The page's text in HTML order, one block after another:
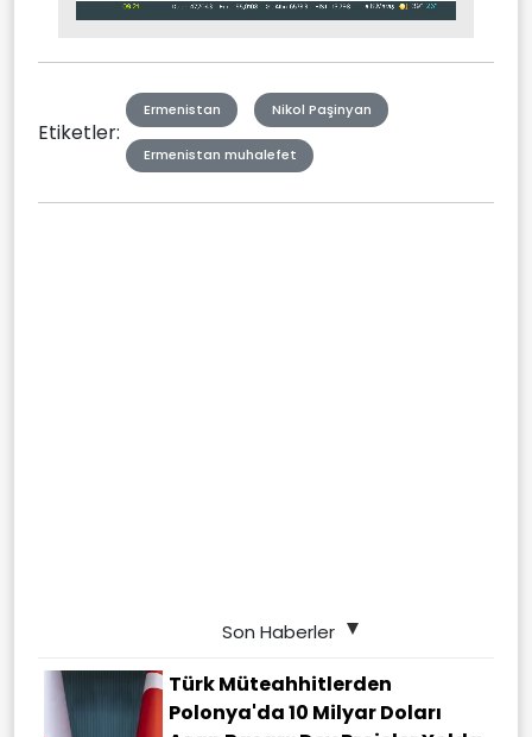
Mute
Etiketler:
Ermenistan Nikol Paşinyan
Ermenistan muhalefet
Son Haberler
Türk Müteahhitlerden
Polonya'da 10 Milyar Doları